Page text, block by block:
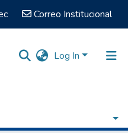
Correo Institucional
Log In
Browse by Date